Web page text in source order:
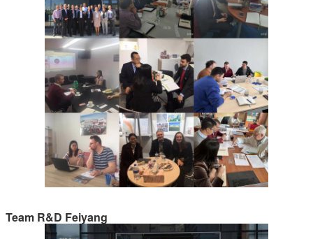
Team R&D Feiyang